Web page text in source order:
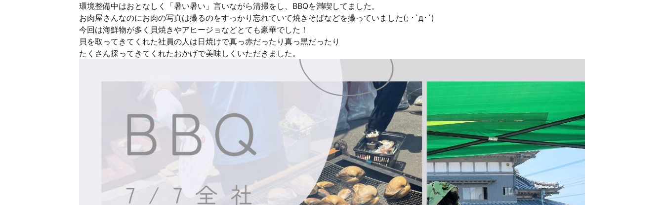
環境整備中はおとなしく「暑い暑い」言いながら清掃をし、BBQを満喫してました。
お肉屋さんなのにお肉の写真は撮るのをすっかり忘れていて焼きそばなどを撮っていました(; ･`д･´)
今回は海鮮物が多く貝焼きやアヒージョなどとても豪華でした！
貝を取ってきてくれた社員の人は日焼けで真っ赤だったり真っ黒だったり
たくさん採ってきてくれたおかげで美味しくいただきました。